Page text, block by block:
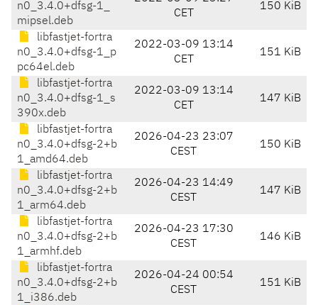
n0_3.4.0+dfsg-1_
mipsel.deb
CET
150 KiB
libfastjet-fortra
n0_3.4.0+dfsg-1_p
pc64el.deb
2022-03-09 13:14
CET
151 KiB
libfastjet-fortra
n0_3.4.0+dfsg-1_s
390x.deb
2022-03-09 13:14
CET
147 KiB
libfastjet-fortra
n0_3.4.0+dfsg-2+b
1_amd64.deb
2026-04-23 23:07
CEST
150 KiB
libfastjet-fortra
n0_3.4.0+dfsg-2+b
1_arm64.deb
2026-04-23 14:49
CEST
147 KiB
libfastjet-fortra
n0_3.4.0+dfsg-2+b
1_armhf.deb
2026-04-23 17:30
CEST
146 KiB
libfastjet-fortra
n0_3.4.0+dfsg-2+b
1_i386.deb
2026-04-24 00:54
CEST
151 KiB